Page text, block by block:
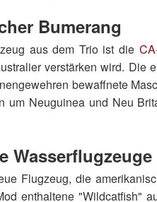
Bumerang
aus dem Trio ist die
verstärken wird. Die
bewaffnete
um Neuguinea und Neu
Wasserflugzeuge
Flugzeug, die
enthaltene "Wildcatfish"